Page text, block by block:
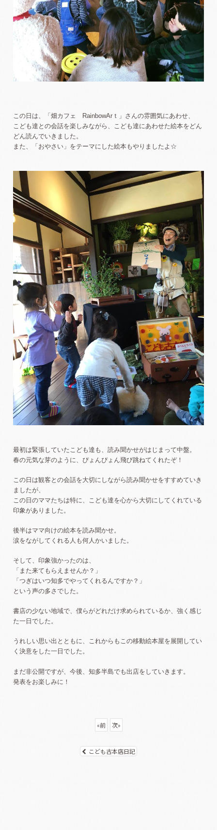
この日は、「畑カフェ RainbowArｔ」さんの雰囲気にあわせ、
こども達との会話を楽しみながら、こども達にあわせた絵本をどん
どん読んでいきました。
また、「おやさい」をテーマにした絵本もやりましたよ☆
最初は緊張していたこども達も、読み聞かせがはじまって中盤。
春の元気な芽のように、ぴょんぴょん飛び跳ねてくれたぞ！
この日は観客との会話を大切にしながら読み聞かせをすすめていき
ましたが、
この日のママたちは特に、こども達を心から大切にしてくれている
印象がありました。
後半はママ向けの絵本を読み聞かせ。
涙をながしてくれる人も何人かいました。
そして、印象強かったのは、
「また来てもらえませんか？」
「つぎはいつ知多でやってくれるんですか？」
という声の多さでした。
書店の少ない地域で、僕らがどれだけ求められているか、強く感じ
た一日でした。
うれしい思い出とともに、これからもこの移動絵本屋を展開してい
く決意をした一日でした。
まだ非公開ですが、今後、知多半島でも出店をしていきます。
発表をお楽しみに！
«前 次»
こども古本店日記